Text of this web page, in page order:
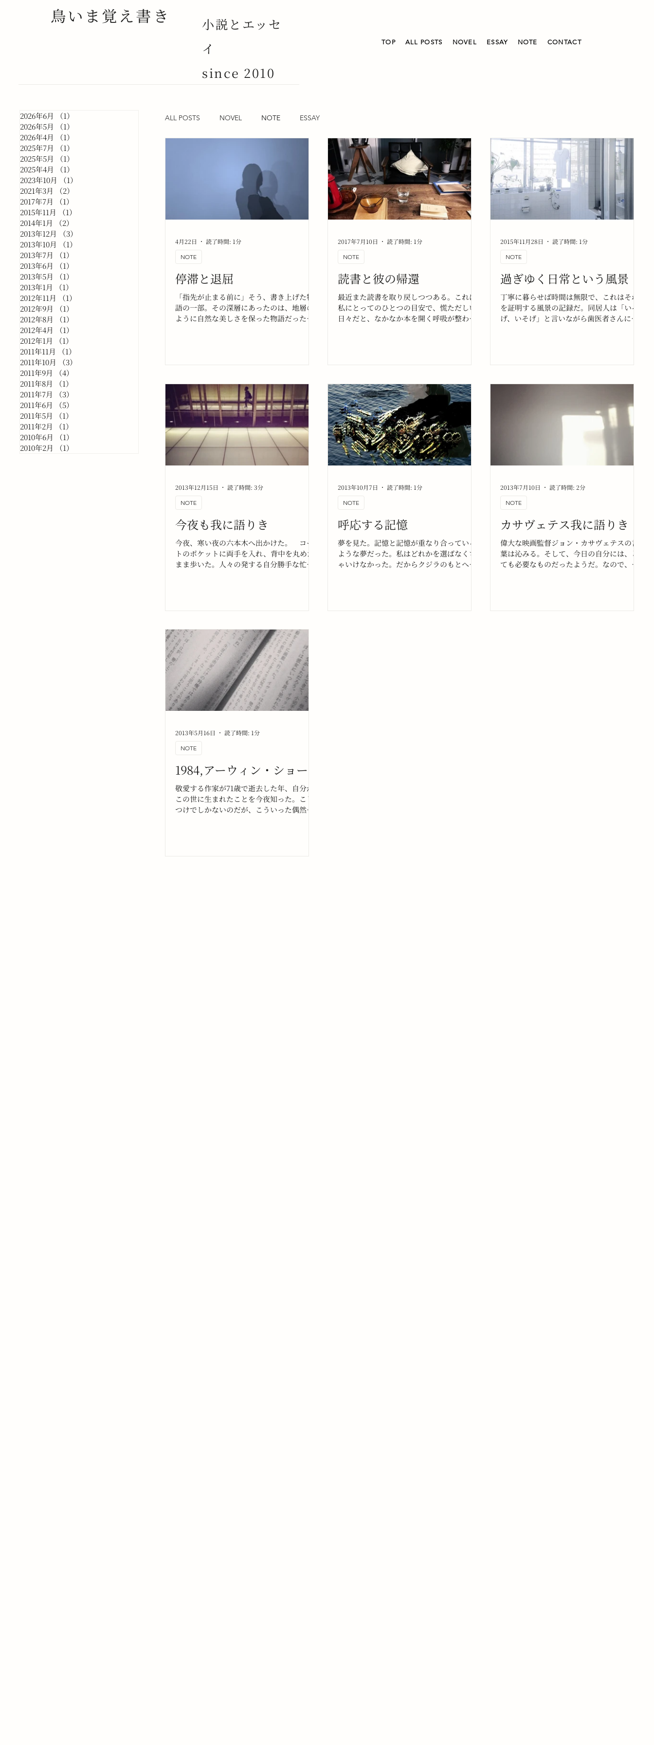
鳥いま覚え書き
小説とエッセ
イ
since 2010
TOP ALL POSTS NOVEL ESSAY NOTE CONTACT
2026年6月 （1）
2026年5月
（1）
2026年4月
（1）
2025年7月
（1）
2025年5月
（1）
2025年4月
（1）
2023年10月
（1）
2021年3月
（2）
2017年7月
（1）
2015年11月
（1）
2014年1月
（2）
2013年12月
（3）
2013年10月
（1）
2013年7月
（1）
2013年6月
（1）
2013年5月
（1）
2013年1月
（1）
2012年11月
（1）
2012年9月
（1）
2012年8月
（1）
2012年4月
（1）
2012年1月
（1）
2011年11月
（1）
2011年10月
（3）
2011年9月
（4）
2011年8月
（1）
2011年7月
（3）
2011年6月
（5）
2011年5月
（1）
2011年2月
（1）
2010年6月
（1）
2010年2月
（1）
ALL POSTS NOVEL NOTE ESSAY
停滞と退屈
「指先が止まる前に」そう、書き上げた物
語の一部。その深層にあったのは、地層の
ように自然な美しさを保った物語だった。
NOTE
4月22日 読了時間: 1分
読書と彼の帰還
最近また読書を取り戻しつつある。これは
私にとってのひとつの目安で、慌ただしい
日々だと、なかなか本を開く呼吸が整わな
NOTE
2017年7月10日 読了時間: 1分
過ぎゆく日常という風景
丁寧に暮らせば時間は無限で、これはそれ
を証明する風景の記録だ。同居人は「いそ
げ、いそげ」と言いながら歯医者さんに出
NOTE
2015年11月28日 読了時間: 1分
今夜も我に語りき
今夜、寒い夜の六本木へ出かけた。 コー
トのポケットに両手を入れ、背中を丸めた
まま歩いた。人々の発する自分勝手な忙し
NOTE
2013年12月15日 読了時間: 3分
呼応する記憶
夢を見た。記憶と記憶が重なり合っている
ような夢だった。私はどれかを選ばなくち
ゃいけなかった。だからクジラのもとへ行
NOTE
2013年10月7日 読了時間: 1分
カサヴェテス我に語りき
偉大な映画監督ジョン・カサヴェテスの言
葉は沁みる。そして、今日の自分には、と
ても必要なものだったようだ。なので、こ
NOTE
2013年7月10日 読了時間: 2分
1984,アーウィン・ショー
敬愛する作家が71歳で逝去した年、自分が
この世に生まれたことを今夜知った。こじ
つけでしかないのだが、こういった偶然の
NOTE
2013年5月16日 読了時間: 1分